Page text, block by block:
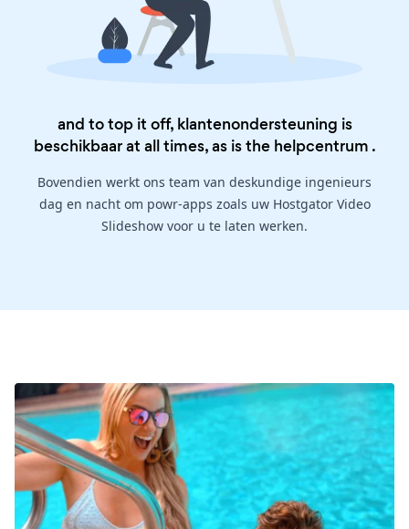
and to top it off, klantenondersteuning is
beschikbaar at all times, as is the helpcentrum .
Bovendien werkt ons team van deskundige ingenieurs
dag en nacht om powr-apps zoals uw Hostgator Video
Slideshow voor u te laten werken.